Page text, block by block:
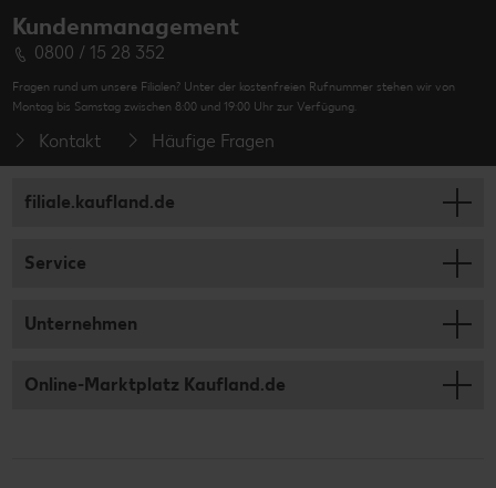
Kundenmanagement
0800 / 15 28 352
Fragen rund um unsere Filialen? Unter der kostenfreien Rufnummer stehen wir von
Montag bis Samstag zwischen 8:00 und 19:00 Uhr zur Verfügung.
Kontakt Häufige Fragen
filiale.kaufland.de
Service
Unternehmen
Online-Marktplatz Kaufland.de